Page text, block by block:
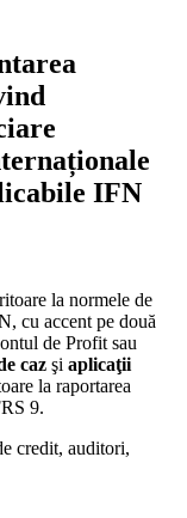
IFN
la normele de
cu accent pe două
de Profit sau
caz şi aplicaţii
la raportarea
9.
credit, auditori,